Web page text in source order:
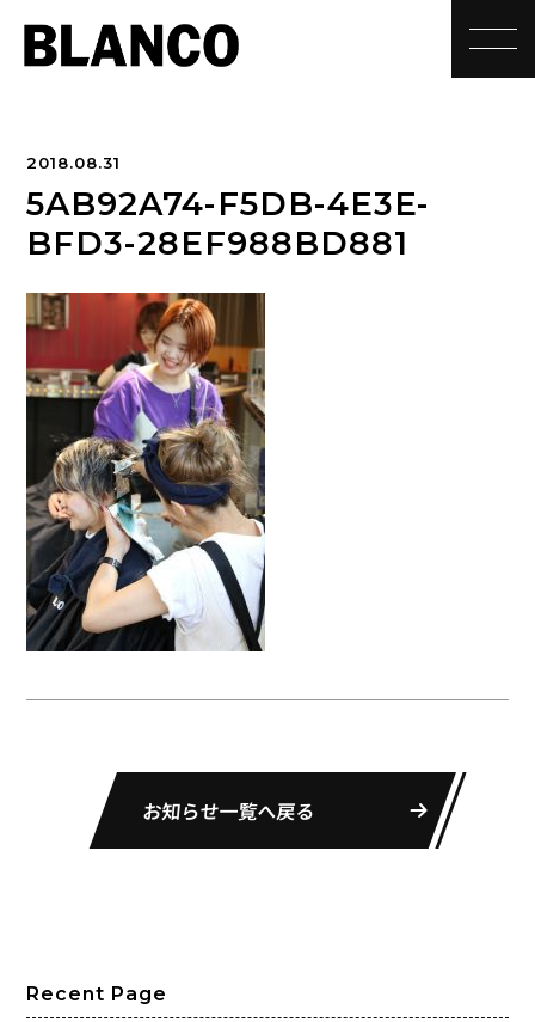
2018.08.31
5AB92A74-F5DB-4E3E-
BFD3-28EF988BD881
お知らせ一覧へ戻る
Recent Page